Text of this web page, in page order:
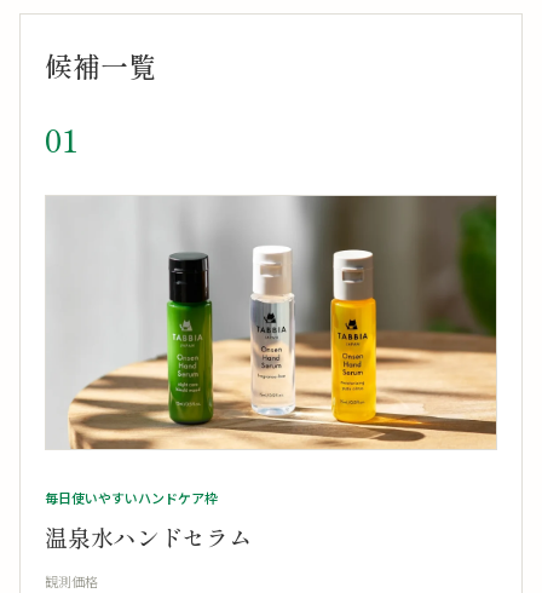
候補一覧
01
毎日使いやすいハンドケア枠
温泉水ハンドセラム
観測価格